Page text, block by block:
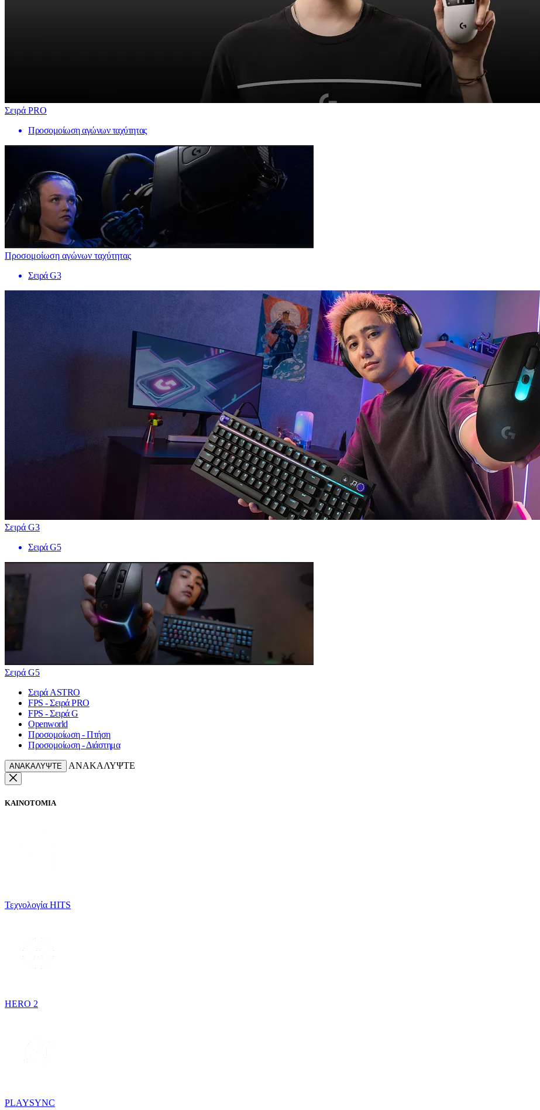
Σειρά PRO
Προσομοίωση αγώνων ταχύτητας
Προσομοίωση αγώνων ταχύτητας
Σειρά G3
Σειρά G3
Σειρά G5
Σειρά G5
Σειρά ASTRO
FPS - Σειρά PRO
FPS - Σειρά G
Openworld
Προσομοίωση - Πτήση
Προσομοίωση - Διάστημα
ΑΝΑΚΑΛΥΨΤΕ ΑΝΑΚΑΛΥΨΤΕ
ΚΑΙΝΟΤΟΜΙΑ
Τεχνολογία HITS
HERO 2
PLAYSYNC